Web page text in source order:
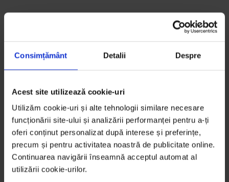
Consimțământ Detalii Despre
Acest site utilizează cookie-uri
Utilizăm cookie-uri și alte tehnologii similare necesare
funcționării site-ului și analizării performanței pentru a-ți
oferi conținut personalizat după interese și preferințe,
precum și pentru activitatea noastră de publicitate online.
Continuarea navigării înseamnă acceptul automat al
utilizării cookie-urilor.